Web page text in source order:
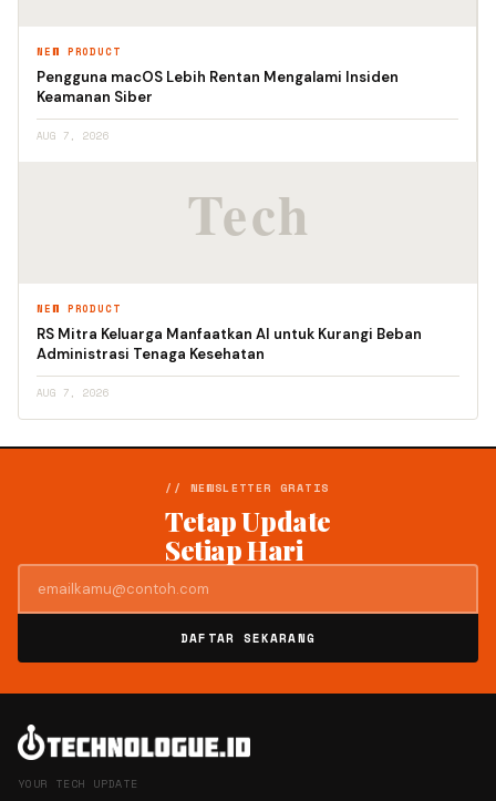
NEW PRODUCT
Pengguna macOS Lebih Rentan Mengalami Insiden
Keamanan Siber
AUG 7, 2026
NEW PRODUCT
RS Mitra Keluarga Manfaatkan AI untuk Kurangi Beban
Administrasi Tenaga Kesehatan
AUG 7, 2026
// NEWSLETTER GRATIS
Tetap Update
Setiap Hari
DAFTAR SEKARANG
YOUR TECH UPDATE